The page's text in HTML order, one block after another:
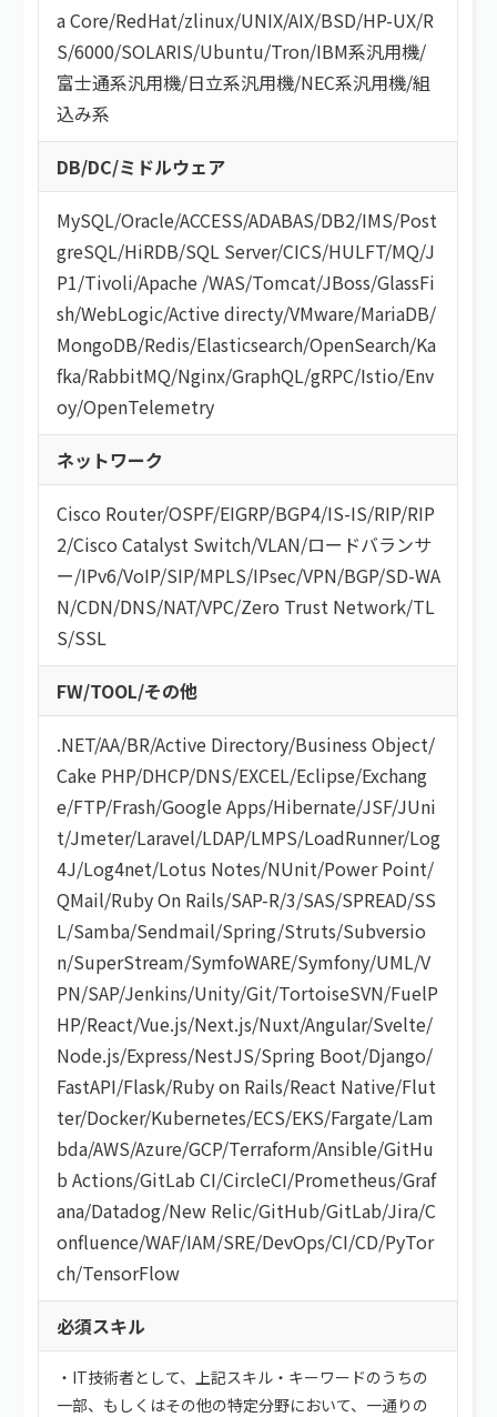
a Core/RedHat/zlinux/UNIX/AIX/BSD/HP-UX/R
S/6000/SOLARIS/Ubuntu/Tron/IBM系汎用機/
富士通系汎用機/日立系汎用機/NEC系汎用機/組
込み系
DB/DC/ミドルウェア
MySQL/Oracle/ACCESS/ADABAS/DB2/IMS/Post
greSQL/HiRDB/SQL Server/CICS/HULFT/MQ/J
P1/Tivoli/Apache /WAS/Tomcat/JBoss/GlassFi
sh/WebLogic/Active directy/VMware/MariaDB/
MongoDB/Redis/Elasticsearch/OpenSearch/Ka
fka/RabbitMQ/Nginx/GraphQL/gRPC/Istio/Env
oy/OpenTelemetry
ネットワーク
Cisco Router/OSPF/EIGRP/BGP4/IS-IS/RIP/RIP
2/Cisco Catalyst Switch/VLAN/ロードバランサ
ー/IPv6/VoIP/SIP/MPLS/IPsec/VPN/BGP/SD-WA
N/CDN/DNS/NAT/VPC/Zero Trust Network/TL
S/SSL
FW/TOOL/その他
.NET/AA/BR/Active Directory/Business Object/
Cake PHP/DHCP/DNS/EXCEL/Eclipse/Exchang
e/FTP/Frash/Google Apps/Hibernate/JSF/JUni
t/Jmeter/Laravel/LDAP/LMPS/LoadRunner/Log
4J/Log4net/Lotus Notes/NUnit/Power Point/
QMail/Ruby On Rails/SAP-R/3/SAS/SPREAD/SS
L/Samba/Sendmail/Spring/Struts/Subversio
n/SuperStream/SymfoWARE/Symfony/UML/V
PN/SAP/Jenkins/Unity/Git/TortoiseSVN/FuelP
HP/React/Vue.js/Next.js/Nuxt/Angular/Svelte/
Node.js/Express/NestJS/Spring Boot/Django/
FastAPI/Flask/Ruby on Rails/React Native/Flut
ter/Docker/Kubernetes/ECS/EKS/Fargate/Lam
bda/AWS/Azure/GCP/Terraform/Ansible/GitHu
b Actions/GitLab CI/CircleCI/Prometheus/Graf
ana/Datadog/New Relic/GitHub/GitLab/Jira/C
onfluence/WAF/IAM/SRE/DevOps/CI/CD/PyTor
ch/TensorFlow
必須スキル
・IT技術者として、上記スキル・キーワードのうちの
一部、もしくはその他の特定分野において、一通りの